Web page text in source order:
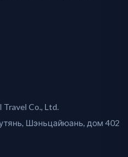
Co., Ltd.
Шэньцайюань, дом 402